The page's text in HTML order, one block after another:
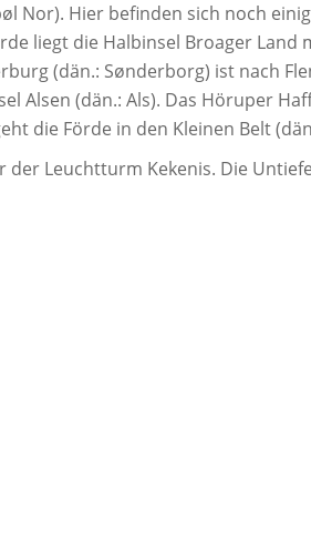
Nor). Hier befinden sich noch
liegt die Halbinsel Broager Land
(dän.: Sønderborg) ist nach
Alsen (dän.: Als). Das Höruper
die Förde in den Kleinen Belt
Leuchtturm Kekenis. Die